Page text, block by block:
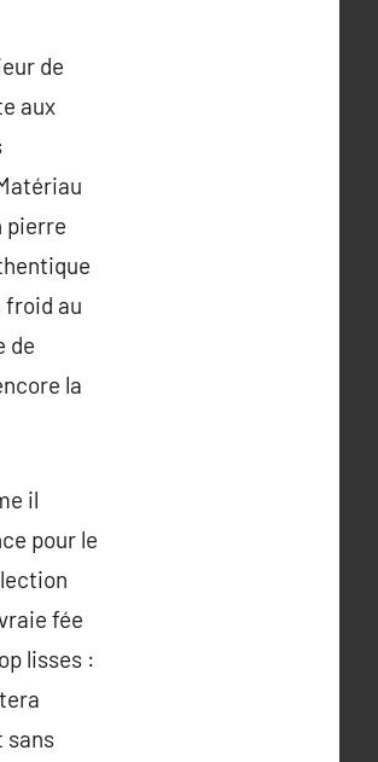
de
aux
pierre
froid au
de
la
il
pour le
fée
lisses :
sans